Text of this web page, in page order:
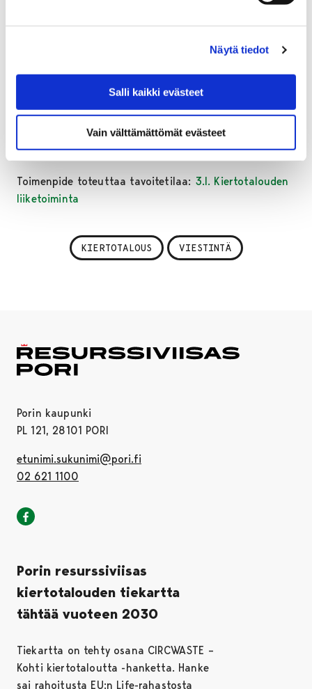
Näytä tiedot
Salli kaikki evästeet
Vain välttämättömät evästeet
Edellinen toimenpide (2.H.69)
Toimenpide toteuttaa tavoitetilaa: 3.I. Kiertotalouden
liiketoiminta
KIERTOTALOUS VIESTINTÄ
Porin kaupunki
PL 121, 28101 PORI
etunimi.sukunimi@pori.fi
02 621 1100
Porin resurssiviisas
kiertotalouden tiekartta
tähtää vuoteen 2030
Tiekartta on tehty osana CIRCWASTE –
Kohti kiertotaloutta -hanketta. Hanke
sai rahoitusta EU:n Life-rahastosta